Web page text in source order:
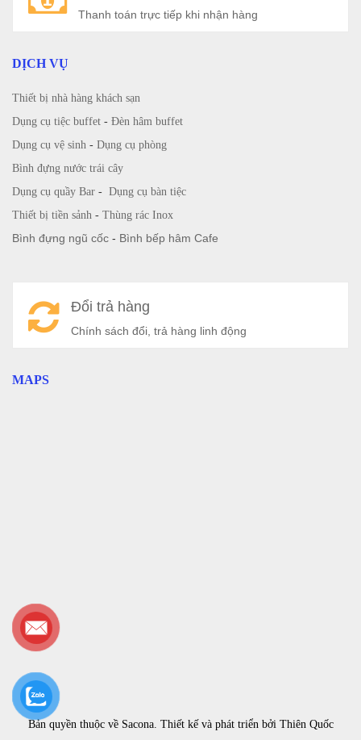
Thanh toán trực tiếp khi nhận hàng
DỊCH VỤ
Thiết bị nhà hàng khách sạn
Dụng cụ tiệc buffet - Đèn hâm buffet
Dụng cụ vệ sinh - Dụng cụ phòng
Bình đựng nước trái cây
Dụng cụ quầy Bar - Dụng cụ bàn tiệc
Thiết bị tiền sảnh - Thùng rác Inox
Bình đựng ngũ cốc - Bình bếp hâm Cafe
Đổi trả hàng
Chính sách đổi, trả hàng linh động
MAPS
Bản quyền thuộc về Sacona. Thiết kế và phát triển bởi Thiên Quốc